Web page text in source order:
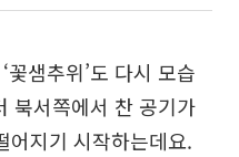
샘추위’도 다시 모습
북서쪽에서 찬 공기가
어지기 시작하는데요.